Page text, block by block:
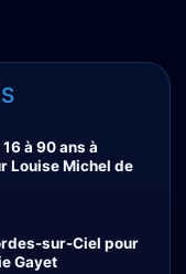
à 90 ans à
Louise Michel de
sur-Ciel pour
Gayet